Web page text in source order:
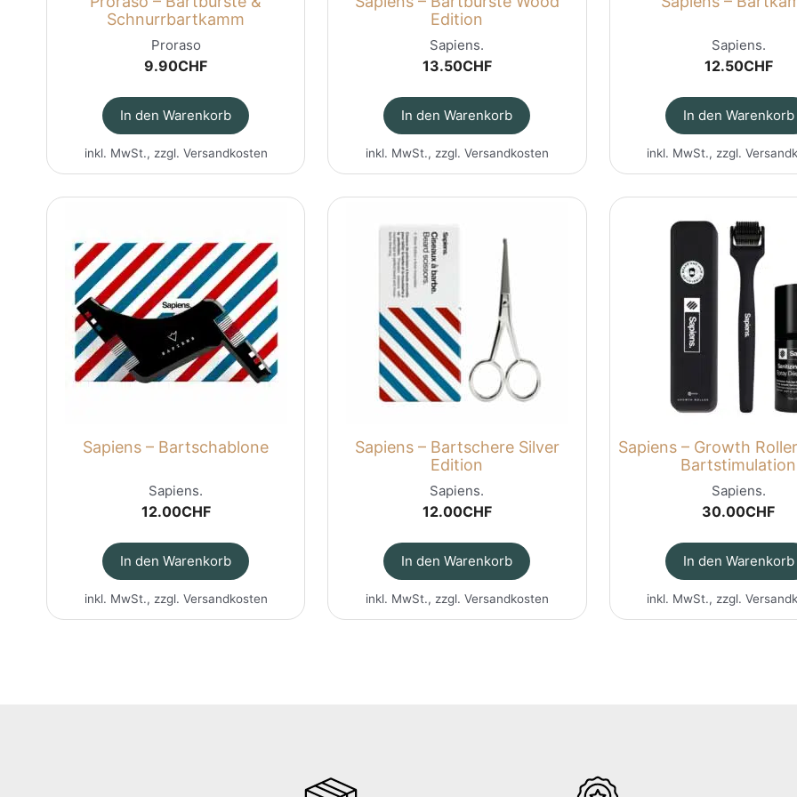
Schnurrbartkamm
Proraso
9.90CHF
In den Warenkorb
inkl. MwSt., zzgl. Versandkosten
Edition
Sapiens.
13.50CHF
In den Warenkorb
inkl. MwSt., zzgl. Versandkosten
Sapiens.
12.50CHF
In den Warenkorb
inkl. MwSt., zzgl.
Sapiens – Bartschablone
Sapiens.
12.00CHF
In den Warenkorb
inkl. MwSt., zzgl. Versandkosten
Sapiens – Bartschere Silver
Edition
Sapiens.
12.00CHF
In den Warenkorb
inkl. MwSt., zzgl. Versandkosten
Sapiens – Growth
Bartstimulation
Sapiens.
30.00CHF
In den Warenkorb
inkl. MwSt., zzgl.